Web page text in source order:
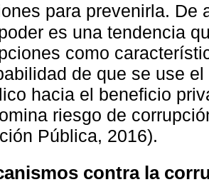
para prevenirla. De
es una tendencia
como
de que se use
hacia el beneficio
riesgo de
Pública, 2016).
contra la